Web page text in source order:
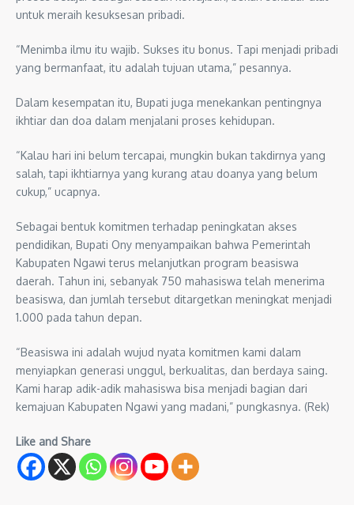
untuk meraih kesuksesan pribadi.
“Menimba ilmu itu wajib. Sukses itu bonus. Tapi menjadi pribadi
yang bermanfaat, itu adalah tujuan utama,” pesannya.
Dalam kesempatan itu, Bupati juga menekankan pentingnya
ikhtiar dan doa dalam menjalani proses kehidupan.
“Kalau hari ini belum tercapai, mungkin bukan takdirnya yang
salah, tapi ikhtiarnya yang kurang atau doanya yang belum
cukup,” ucapnya.
Sebagai bentuk komitmen terhadap peningkatan akses
pendidikan, Bupati Ony menyampaikan bahwa Pemerintah
Kabupaten Ngawi terus melanjutkan program beasiswa
daerah. Tahun ini, sebanyak 750 mahasiswa telah menerima
beasiswa, dan jumlah tersebut ditargetkan meningkat menjadi
1.000 pada tahun depan.
“Beasiswa ini adalah wujud nyata komitmen kami dalam
menyiapkan generasi unggul, berkualitas, dan berdaya saing.
Kami harap adik-adik mahasiswa bisa menjadi bagian dari
kemajuan Kabupaten Ngawi yang madani,” pungkasnya. (Rek)
Like and Share